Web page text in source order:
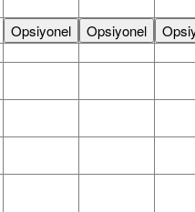
Opsiyonel Opsiyonel